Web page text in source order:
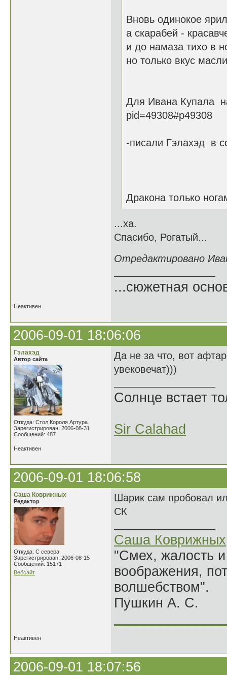
Вновь одинокое
а скарабей -
и до намаза тихо в
но только вкус
Для Ивана Купала
pid=49308#p49308
-писали Гэлахэд в
Дракона только
...ха.
Спасибо, Рогатый...
Отредактировано
...сюжетная
Неактивен
2006-09-01 18:06:06
Гэлахэд
Автор сайта
Откуда: Стол Короля Артура
Зарегистрирован: 2006-08-31
Сообщений: 487
Да не за что, вот
увековечат)))
Солнце встает
Sir Calahad
Неактивен
2006-09-01 18:06:58
Саша Коврижных
Редактор
Откуда: С севера.
Зарегистрирован: 2006-08-15
Сообщений: 15171
Вебсайт
Шарик сам пробовал
СК
Саша Коврижных
"Смех, жалость
воображения,
волшебством".
Пушкин А. С.
Неактивен
2006-09-01 18:07:56